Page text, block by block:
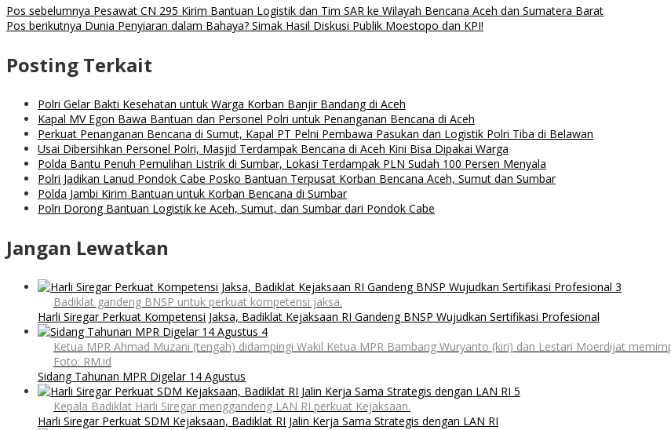
Pos sebelumnya Pesawat CN 295 Kirim Bantuan Logistik dan Tim SAR ke Wilayah Bencana Aceh dan Sumatera Barat
Pos berikutnya Dunia Penyiaran dalam Bahaya? Simak Hasil Diskusi Publik Moestopo dan KPI!
Posting Terkait
Polri Gelar Bakti Kesehatan untuk Warga Korban Banjir Bandang di Aceh
Kapal MV Egon Bawa Bantuan dan Personel Polri untuk Penanganan Bencana di Aceh
Perkuat Penanganan Bencana di Sumut, Kapal PT Pelni Pembawa Pasukan dan Logistik Polri Tiba di Belawan
Usai Dibersihkan Personel Polri, Masjid Terdampak Bencana di Aceh Kini Bisa Dipakai Warga
Polda Bantu Penuh Pemulihan Listrik di Sumbar, Lokasi Terdampak PLN Sudah 100 Persen Menyala
Polri Jadikan Lanud Pondok Cabe Posko Bantuan Terpusat Korban Bencana Aceh, Sumut dan Sumbar
Polda Jambi Kirim Bantuan untuk Korban Bencana di Sumbar
Polri Dorong Bantuan Logistik ke Aceh, Sumut, dan Sumbar dari Pondok Cabe
Jangan Lewatkan
Badiklat gandeng BNSP untuk perkuat kompetensi jaksa.
Harli Siregar Perkuat Kompetensi Jaksa, Badiklat Kejaksaan RI Gandeng BNSP Wujudkan Sertifikasi Profesional
Ketua MPR Ahmad Muzani (tengah) didampingi Wakil Ketua MPR Bambang Wuryanto (kiri) dan Lestari Moerdijat
Foto: RM.id
Sidang Tahunan MPR Digelar 14 Agustus
Kepala Badiklat Harli Siregar menggandeng LAN RI perkuat Kejaksaan.
Harli Siregar Perkuat SDM Kejaksaan, Badiklat RI Jalin Kerja Sama Strategis dengan LAN RI